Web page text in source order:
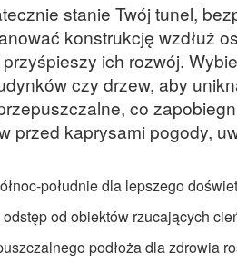
stanie Twój tunel,
konstrukcję wzdłuż
ich rozwój.
czy drzew, aby
co
przed kaprysami pogody,
południe dla lepszego
od obiektów rzucających
podłoża dla zdrowia